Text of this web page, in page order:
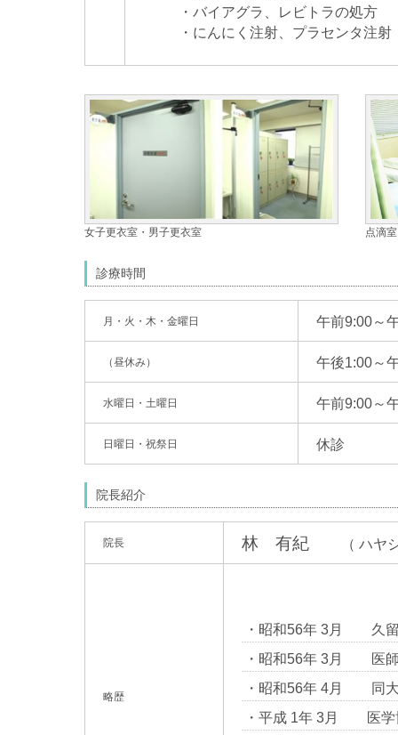
・バイアグラ、レビトラの処方
・にんにく注射、プラセンタ注射
女子更衣室・男子更衣室 点滴室
診療時間
月・火・木・金曜日 午前9:00～
（昼休み） 午後1:00～
水曜日・土曜日 午前9:00～
日曜日・祝祭日 休診
院長紹介
院長 林 有紀 （ ハヤ
略歴
・昭和56年 3月 久留
・昭和56年 3月 医師
・昭和56年 4月 同大
・平成 1年 3月 医学